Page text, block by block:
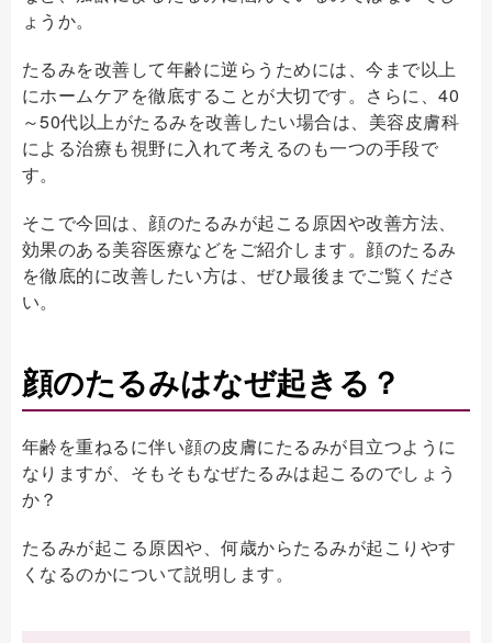
ょうか。
たるみを改善して年齢に逆らうためには、今まで以上
にホームケアを徹底することが大切です。さらに、40
～50代以上がたるみを改善したい場合は、美容皮膚科
による治療も視野に入れて考えるのも一つの手段で
す。
そこで今回は、顔のたるみが起こる原因や改善方法、
効果のある美容医療などをご紹介します。顔のたるみ
を徹底的に改善したい方は、ぜひ最後までご覧くださ
い。
顔のたるみはなぜ起きる？
年齢を重ねるに伴い顔の皮膚にたるみが目立つように
なりますが、そもそもなぜたるみは起こるのでしょう
か？
たるみが起こる原因や、何歳からたるみが起こりやす
くなるのかについて説明します。